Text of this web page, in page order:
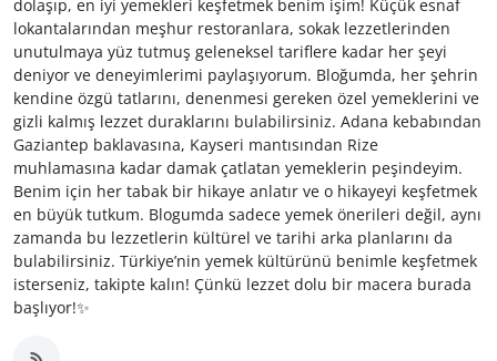
dolaşıp, en iyi yemekleri keşfetmek benim işim! Küçük esnaf
lokantalarından meşhur restoranlara, sokak lezzetlerinden
unutulmaya yüz tutmuş geleneksel tariflere kadar her şeyi
deniyor ve deneyimlerimi paylaşıyorum. Bloğumda, her şehrin
kendine özgü tatlarını, denenmesi gereken özel yemeklerini ve
gizli kalmış lezzet duraklarını bulabilirsiniz. Adana kebabından
Gaziantep baklavasına, Kayseri mantısından Rize
muhlamasına kadar damak çatlatan yemeklerin peşindeyim.
Benim için her tabak bir hikaye anlatır ve o hikayeyi keşfetmek
en büyük tutkum. Blogumda sadece yemek önerileri değil, aynı
zamanda bu lezzetlerin kültürel ve tarihi arka planlarını da
bulabilirsiniz. Türkiye’nin yemek kültürünü benimle keşfetmek
isterseniz, takipte kalın! Çünkü lezzet dolu bir macera burada
başlıyor!✨